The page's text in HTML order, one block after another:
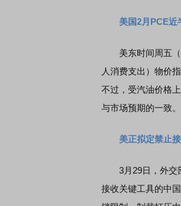
美国2月PCE近
美东时间周五（3
人消费支出）物价
不过，受汽油价格
与市场预期的一致。
美正拟定禁止
3月29日，外交部
接收关键工具的中
连线｜东方财富证券陈果：A股再平衡的
债